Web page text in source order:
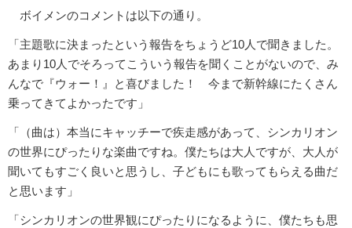
ボイメンのコメントは以下の通り。
「主題歌に決まったという報告をちょうど10人で聞きました。
あまり10人でそろってこういう報告を聞くことがないので、み
んなで『ウォー！』と喜びました！ 今まで新幹線にたくさん
乗ってきてよかったです」
「（曲は）本当にキャッチーで疾走感があって、シンカリオン
の世界にぴったりな楽曲ですね。僕たちは大人ですが、大人が
聞いてもすごく良いと思うし、子どもにも歌ってもらえる曲だ
と思います」
「シンカリオンの世界観にぴったりになるように、僕たちも思